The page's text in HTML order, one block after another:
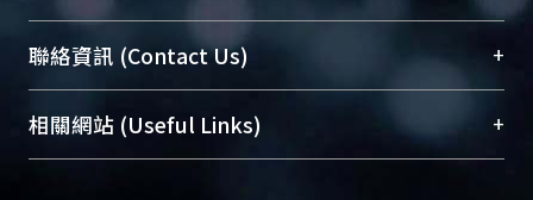
臺大位居世界頂尖大學之列，為永久珍藏及向國際
展現本校豐碩的研究成果及學術能量，圖書館整合
機構典藏（NTUR）與學術庫（AH）不同功能平
台，成為臺大學術典藏NTU scholars。期能整合研
聯絡資訊 (Contact Us) +
總館學科館員(Main Library)
醫學圖書館學科館員(Medical Library)
相關網站 (Useful Links) +